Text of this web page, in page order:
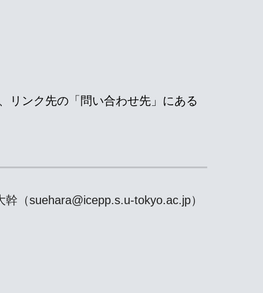
リンク先の「問い合わせ先」にある
（suehara@icepp.s.u-tokyo.ac.jp）